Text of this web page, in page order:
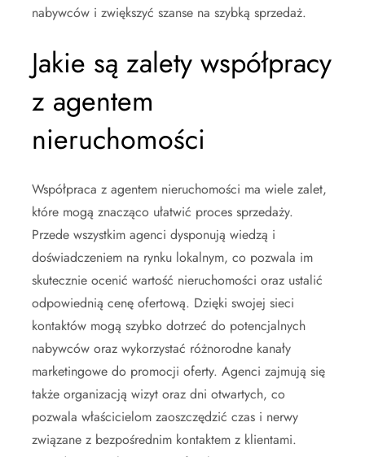
nabywców i zwiększyć szanse na szybką sprzedaż.
Jakie są zalety współpracy
z agentem
nieruchomości
Współpraca z agentem nieruchomości ma wiele zalet,
które mogą znacząco ułatwić proces sprzedaży.
Przede wszystkim agenci dysponują wiedzą i
doświadczeniem na rynku lokalnym, co pozwala im
skutecznie ocenić wartość nieruchomości oraz ustalić
odpowiednią cenę ofertową. Dzięki swojej sieci
kontaktów mogą szybko dotrzeć do potencjalnych
nabywców oraz wykorzystać różnorodne kanały
marketingowe do promocji oferty. Agenci zajmują się
także organizacją wizyt oraz dni otwartych, co
pozwala właścicielom zaoszczędzić czas i nerwy
związane z bezpośrednim kontaktem z klientami.